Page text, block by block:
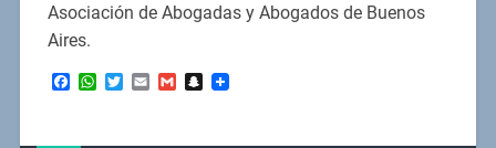
Asociación de Abogadas y Abogados de Buenos
Aires.
Facebook
WhatsApp
Twitter
EmailGmailSnapchat